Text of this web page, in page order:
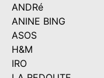
ANDRé
ANINE BING
ASOS
H&M
IRO